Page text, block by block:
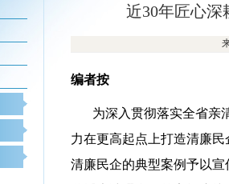
近30年匠心
编者按
为深入贯彻落实全省亲
力在更高起点上打造清廉民
清廉民企的典型案例予以